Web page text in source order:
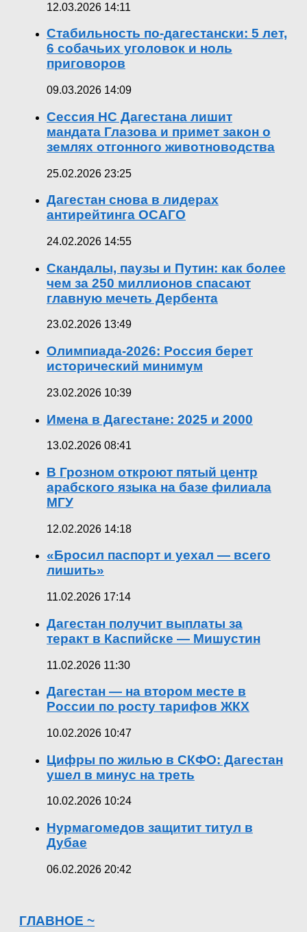
12.03.2026 14:11
Стабильность по-дагестански: 5 лет,
6 собачьих уголовок и ноль
приговоров
09.03.2026 14:09
Сессия НС Дагестана лишит
мандата Глазова и примет закон о
землях отгонного животноводства
25.02.2026 23:25
Дагестан снова в лидерах
антирейтинга ОСАГО
24.02.2026 14:55
Скандалы, паузы и Путин: как более
чем за 250 миллионов спасают
главную мечеть Дербента
23.02.2026 13:49
Олимпиада-2026: Россия берет
исторический минимум
23.02.2026 10:39
Имена в Дагестане: 2025 и 2000
13.02.2026 08:41
В Грозном откроют пятый центр
арабского языка на базе филиала
МГУ
12.02.2026 14:18
«Бросил паспорт и уехал — всего
лишить»
11.02.2026 17:14
Дагестан получит выплаты за
теракт в Каспийске — Мишустин
11.02.2026 11:30
Дагестан — на втором месте в
России по росту тарифов ЖКХ
10.02.2026 10:47
Цифры по жилью в СКФО: Дагестан
ушел в минус на треть
10.02.2026 10:24
Нурмагомедов защитит титул в
Дубае
06.02.2026 20:42
ГЛАВНОЕ ~